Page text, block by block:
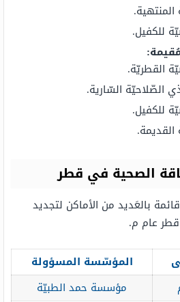
للكفيل.
القطريّة.
الصّلاحيّة السّارية.
للكفيل.
القديمة.
الصحية في قطر
بالعَديد من الأماكن لتجديد
عام م.
المؤسّسة المسؤولة
مؤسسة حمد الطبيّة